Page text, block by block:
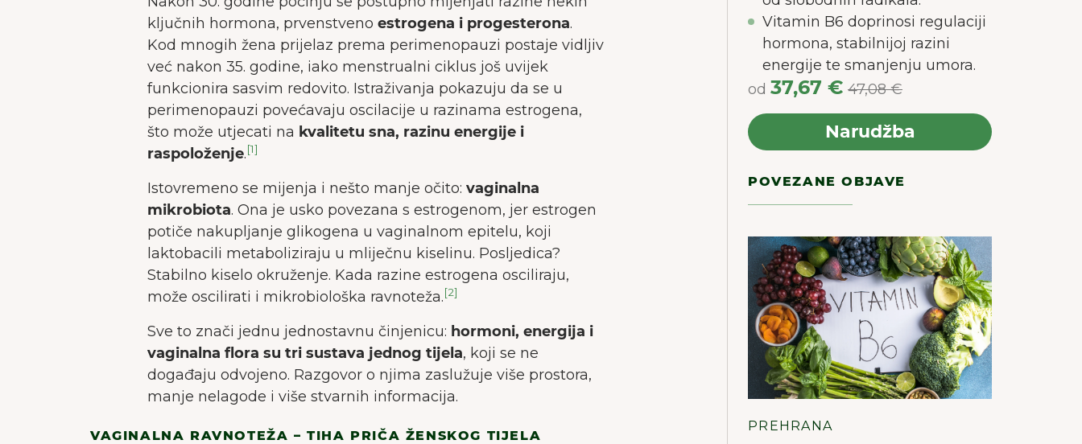
ključnih hormona, prvenstvenoestrogena i progesterona.
Kod mnogih žena prijelaz prema perimenopauzi postaje vidljiv
već nakon 35. godine, iako menstrualni ciklus još uvijek
funkcionira sasvim redovito. Istraživanja pokazuju da se u
perimenopauzi povećavaju oscilacije u razinama estrogena,
što može utjecati na kvalitetu sna, razinu energije i
raspoloženje.[1]
Istovremeno se mijenja i nešto manje očito:vaginalna
mikrobiota. Ona je usko povezana s estrogenom, jer estrogen
potiče nakupljanje glikogena u vaginalnom epitelu, koji
laktobacili metaboliziraju u mliječnu kiselinu. Posljedica?
Stabilno kiselo okruženje. Kada razine estrogena osciliraju,
može oscilirati i mikrobiološka ravnoteža.[2]
Sve to znači jednu jednostavnu činjenicu: hormoni, energija i
vaginalna flora su tri sustava jednog tijela, koji se ne
događaju odvojeno. Razgovor o njima zaslužuje više prostora,
manje nelagode i više stvarnih informacija.
VAGINALNA RAVNOTEŽA – TIHA PRIČA ŽENSKOG TIJELA
Vitamin B6 doprinosi regulaciji
hormona, stabilnijoj razini
energije te smanjenju umora.
od 37,67 € 47,08 €
Narudžba
POVEZANE OBJAVE
PREHRANA